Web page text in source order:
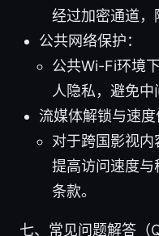
经过加密通道，
公共网络保护：
公共Wi-Fi环境
人隐私，避免中
流媒体解锁与速度
对于跨国影视
提高访问速度与
条款。
七、常见问题解答（